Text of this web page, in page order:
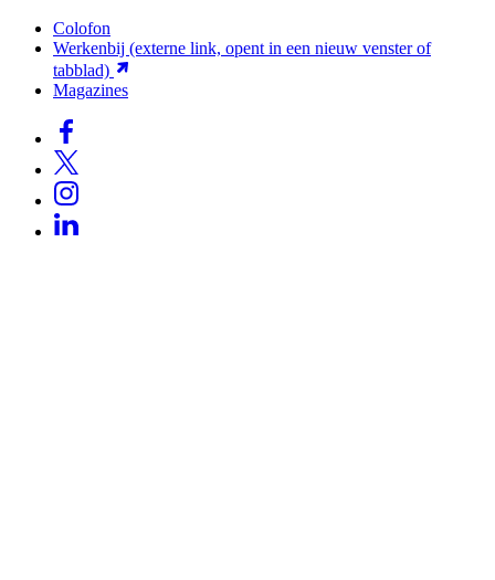
Colofon
Werkenbij (externe link, opent in een nieuw venster of
tabblad)
Magazines